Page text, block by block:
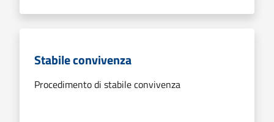
Stabile convivenza
Procedimento di stabile convivenza